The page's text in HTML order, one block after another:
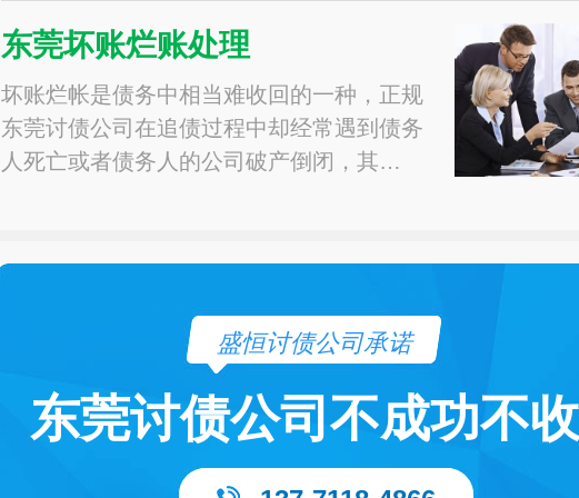
东莞坏账烂账处理
坏账烂帐是债务中相当难收回的一种，正规
东莞讨债公司在追债过程中却经常遇到债务
人死亡或者债务人的公司破产倒闭，其…
盛恒讨债公司承诺
东莞讨债公司不成功不